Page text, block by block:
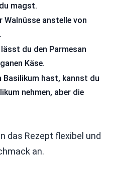
magst.
Walnüsse anstelle von
du den Parmesan
Käse.
Basilikum hast, kannst du
nehmen, aber die
das Rezept flexibel und
an.